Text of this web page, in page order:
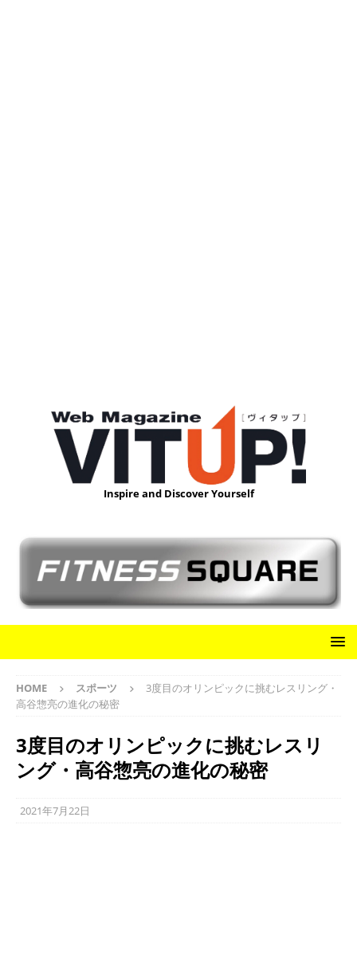
Inspire and Discover Yourself
HOME スポーツ
3度目のオリンピックに挑むレスリング・
高谷惣亮の進化の秘密
3度目のオリンピックに挑むレスリ
ング・高谷惣亮の進化の秘密
2021年7月22日